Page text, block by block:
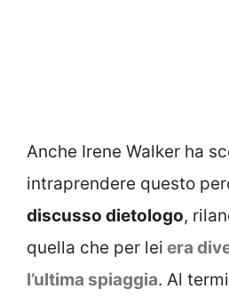
Anche Irene Walker ha
intraprendere questo
discusso dietologo,
quella che per lei era
l’ultima spiaggia. Al